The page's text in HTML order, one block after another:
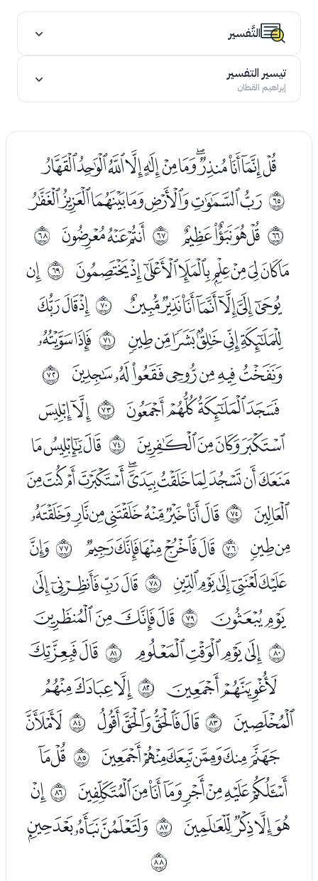
التَّفسير
تيسير التفسير
إبراهيم القطان
ﭪﭫﭬﭭﭮﭯﭰﭱﭲﭳﭴﭵ
ﱀﭷﭸﭹﭺﭻﭼﭽ
ﱁ ﭿﮀﮁﮂ ﱂ ﮄﮅﮆ ﱃ
ﮈﮉﮊﮋﮌﮍﮎﮏﮐ ﱄﮒ
ﮓﮔﮕﮖﮗﮘﮙ ﱅﮛﮜﮝ
ﮞﮟﮠﮡﮢﮣ ﱆ ﮥﮦ
ﮧﮨﮩﮪﮫﮬﮭ ﱇ
ﮯﮰﮱﯓ ﱈﯕﯖ
ﯗﯘﯙﯚ ﱉ ﯜﯝﯞ
ﯟﯠﯡﯢﯣﯤﯥﯦﯧﯨﯩ
ﯪ ﱊﯬﯭﯮﯯﯰﯱﯲﯳ
ﯴﯵ ﱋﯷﯸﯹﯺﯻ ﱌﯽ
ﯾﯿﰀﰁﰂ ﱍ ﰄﰅﰆﰇ
ﰈﰉ ﱎﰋﰌﰍﰎ
ﱏﰐﰑﰒﰓ ﱐ ﰕﰖ
ﰗﰘ ﱑﰚﰛﰜ
ﰝ ﱒﭑﭒﭓﭔ ﱓﭖ
ﭗﭘﭙﭚﭛﭜ ﱔ ﭞﭟ
ﭠﭡﭢﭣﭤﭥﭦﭧ ﱕﭩ
ﭪﭫﭬﭭ ﱖ ﭯﭰﭱﭲ
ﱗ